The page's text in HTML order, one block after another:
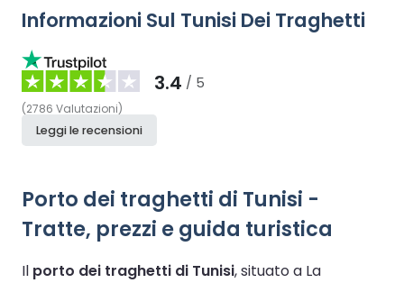
Informazioni Sul Tunisi Dei Traghetti
3.4 / 5
(2786 Valutazioni)
Leggi le recensioni
Porto dei traghetti di Tunisi -
Tratte, prezzi e guida turistica
Il porto dei traghetti di Tunisi, situato a La